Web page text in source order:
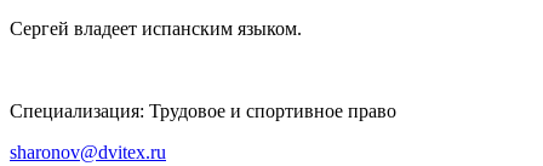
Сергей владеет испанским языком.
Специализация: Трудовое и спортивное право
sharonov@dvitex.ru